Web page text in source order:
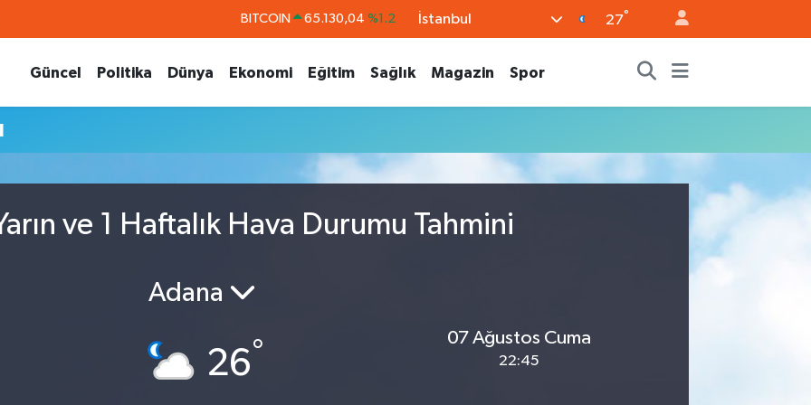
BITCOIN 65.130,04 %1.2
55,2510 %0.32
BİST100 13.773 %-19
İstanbul 27°
Güncel Politika Dünya Ekonomi Eğitim Sağlık Magazin Spor
ve 1 Haftalık Hava Durumu Tahmini
Adana
26°
07 Ağustos Cuma
22:45